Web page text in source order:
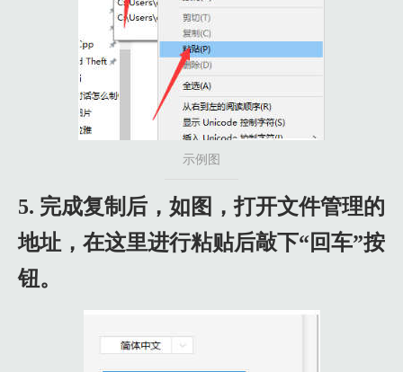
示例图
5. 完成复制后，如图，打开文件管理的
地址，在这里进行粘贴后敲下“回车”按
钮。